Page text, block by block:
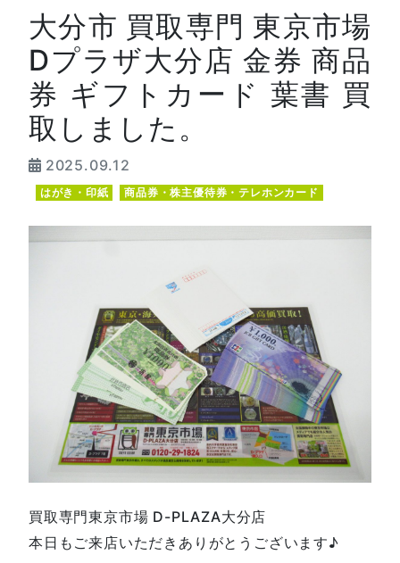
大分市 買取専門 東京市場
Dプラザ大分店 金券 商品
券 ギフトカード 葉書 買
取しました。
2025.09.12
はがき・印紙 商品券・株主優待券・テレホンカード
買取専門東京市場 D-PLAZA大分店
本日もご来店いただきありがとうございます♪